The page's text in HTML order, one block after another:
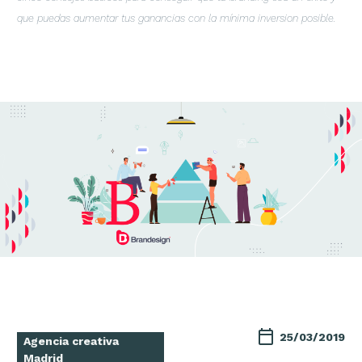
que puedas aumentar tus ganancias con la mínima inversion posible.
Agencia creativa
Madrid
25/03/2019